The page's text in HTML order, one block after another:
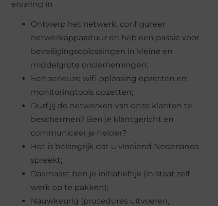
ervaring in
Ontwerp het netwerk, configureer
netwerkapparatuur en heb een passie voor
beveiligingsoplossingen in kleine en
middelgrote ondernemingen;
Een serieuze wifi-oplossing opzetten en
monitoringtools opzetten;
Durf jij de netwerken van onze klanten te
beschermen? Ben je klantgericht en
communiceer je helder?
Het is belangrijk dat u vloeiend Nederlands
spreekt;
Daarnaast ben je initiatiefrijk (in staat zelf
werk op te pakken);
Nauwkeurig (procedures uitvoeren,